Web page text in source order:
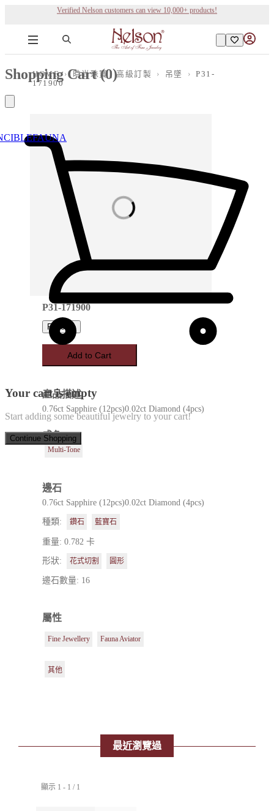
Verified Nelson customers can view 10,000+ products!
FAUNA
Shopping Cart (0)
Your cart is empty
Start adding some beautiful jewelry to your cart!
Continue Shopping
HOME › 時尚珠寶 | 高級訂製 › 吊墜 ›
P31-
171900
Loading images
P31-171900
Favorite
Add to Cart
產品描述
0.76ct Sapphire (12pcs)0.02ct Diamond (4pcs)
成色
Multi-Tone
邊石
0.76ct Sapphire (12pcs)0.02ct Diamond (4pcs)
種類: 鑽石 藍寶石
重量: 0.782 卡
形狀: 花式切割 圓形
邊石數量: 16
屬性
Fine Jewellery Fauna Aviator
其他
最近瀏覽過
顯示 1 - 1 / 1